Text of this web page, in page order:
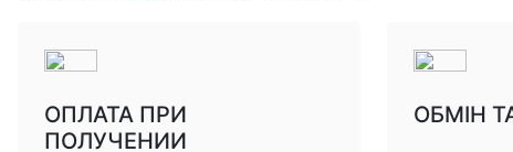
ОПЛАТА ПРИ
ПОЛУЧЕНИИ
ОБМІН